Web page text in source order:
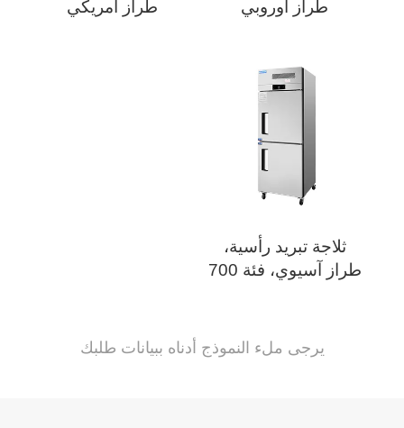
طراز أوروبي
طراز أمريكي
ثلاجة تبريد رأسية،
طراز آسيوي، فئة 700
يرجى ملء النموذج أدناه ببيانات طلبك